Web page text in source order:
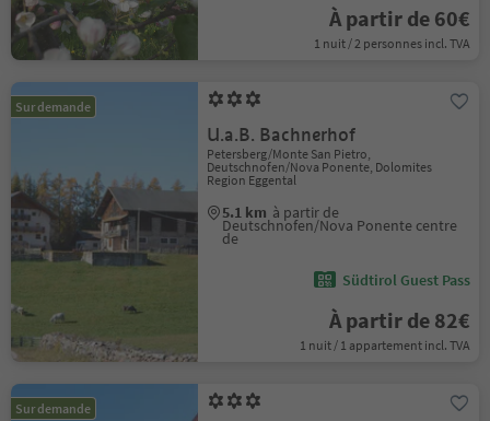
À partir de 60€
1 nuit / 2 personnes incl. TVA
Sur demande
U.a.B. Bachnerhof
Petersberg/Monte San Pietro,
Deutschnofen/Nova Ponente, Dolomites
Region Eggental
5.1 km à partir de
Deutschnofen/Nova Ponente centre
de
Südtirol Guest Pass
À partir de 82€
1 nuit / 1 appartement incl. TVA
Sur demande